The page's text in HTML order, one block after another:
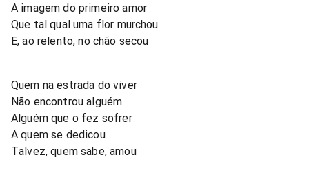
A imagem do primeiro amor
Que tal qual uma flor murchou
E, ao relento, no chão secou
Quem na estrada do viver
Não encontrou alguém
Alguém que o fez sofrer
A quem se dedicou
Talvez, quem sabe, amou